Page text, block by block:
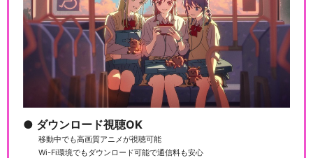
劇場版アニメ 忍たま乱太郎 忍
術学園 全員出動…
映画 忍たま乱太郎
ダウンロード視聴OK
移動中でも高画質アニメが視聴可能
Wi-Fi環境でもダウンロード可能で通信料も安心